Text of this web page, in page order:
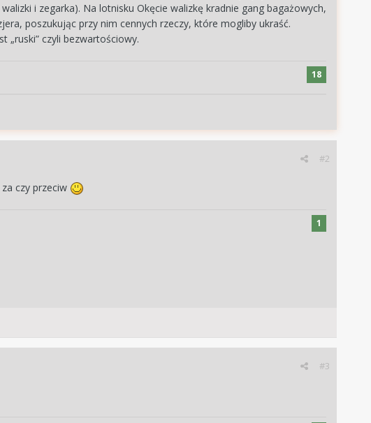
i zegarka). Na lotnisku Okęcie walizkę kradnie gang bagażowych,
poszukując przy nim cennych rzeczy, które mogliby ukraść.
„ruski” czyli bezwartościowy.
18
#2
czy przeciw
1
#3